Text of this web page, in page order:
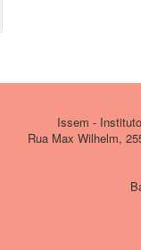
Issem -
Rua Max Wilhelm,